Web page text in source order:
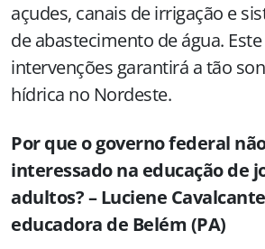
açudes, canais de irrigação e
de abastecimento de água.
intervenções garantirá a tão
hídrica no Nordeste.
Por que o governo federal
interessado na educação de
adultos? – Luciene
educadora de Belém (PA)